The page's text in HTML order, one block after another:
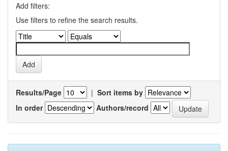
Add filters:
Use filters to refine the search results.
Results/Page | Sort items by
In order
Authors/record